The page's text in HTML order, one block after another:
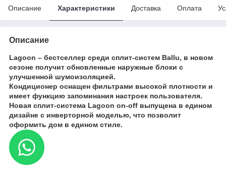
Описание Характеристики Доставка Оплата
Описание
Lagoon – бестселлер среди сплит-систем Ballu, в новом
сезоне получит обновленные наружные блоки с
улучшенной шумоизоляцией.
Кондиционер оснащен фильтрами высокой плотности и
имеет функцию запоминания настроек пользователя.
Новая сплит-система Lagoon on-off выпущена в едином
дизайне с инверторной моделью, что позволит
оформить дом в едином стиле.